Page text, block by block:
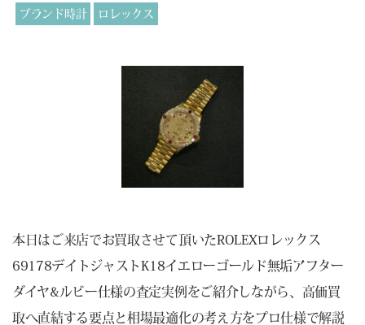
ブランド時計 ロレックス
本日はご来店でお買取させて頂いたROLEXロレックス
69178デイトジャストK18イエローゴールド無垢アフター
ダイヤ&ルビー仕様の査定実例をご紹介しながら、高価買
取へ直結する要点と相場最適化の考え方をプロ仕様で解説